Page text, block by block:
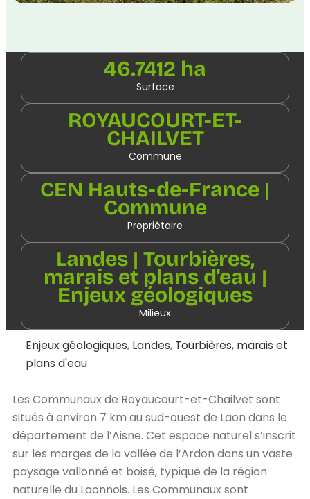
46.7412 ha
Surface
ROYAUCOURT-ET-
CHAILVET
Commune
CEN Hauts-de-France |
Commune
Propriétaire
Landes | Tourbières,
marais et plans d'eau |
Enjeux géologiques
Milieux
Enjeux géologiques, Landes, Tourbières, marais et
plans d'eau
Les Communaux de Royaucourt-et-Chailvet sont
situés à environ 7 km au sud-ouest de Laon dans le
département de l’Aisne. Cet espace naturel s’inscrit
sur les marges de la vallée de l’Ardon dans un vaste
paysage vallonné et boisé, typique de la région
naturelle du Laonnois. Les Communaux sont